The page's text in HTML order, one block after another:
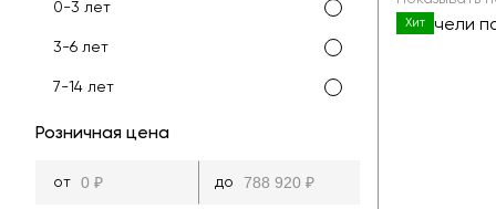
0-3 лет
3-6 лет
7-14 лет
Розничная цена
Хит